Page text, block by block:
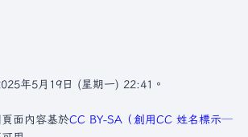
年5月19日 (星期一) 22:41。
面內容基於CC BY-SA（創用CC 姓名標示─